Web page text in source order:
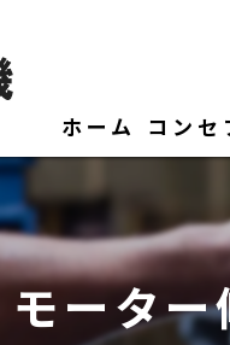
ホーム コンセ
モータ